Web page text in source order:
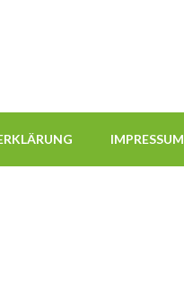
IMPRESSUM